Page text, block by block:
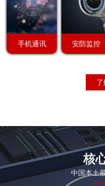
手机通讯 安防监控
核
中国本土